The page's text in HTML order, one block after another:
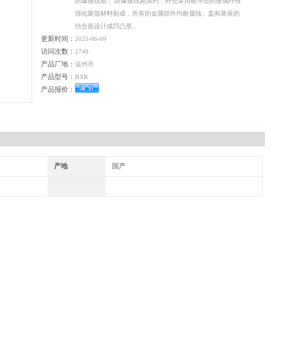
强化聚脂材料制成，所有的金属部件均耐腐蚀。盖和基座的
结合面设计成凹凸形。
更新时间： 2025-06-09
访问次数： 2748
产品厂地： 温州市
产品型号： BXK
产品报价：
产地 国产